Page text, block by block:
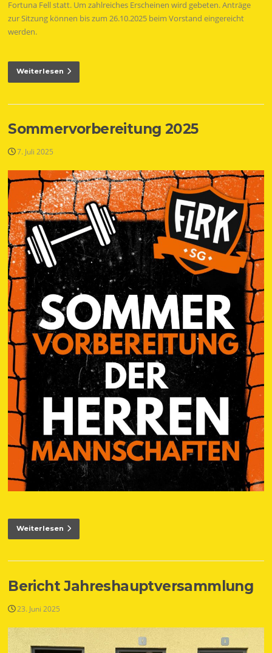
Fortuna Fell statt. Um zahlreiches Erscheinen wird gebeten. Anträge
zur Sitzung können bis zum 26.10.2025 beim Vorstand eingereicht
werden.
Weiterlesen
Sommervorbereitung 2025
7. Juli 2025
Weiterlesen
Bericht Jahreshauptversammlung
23. Juni 2025